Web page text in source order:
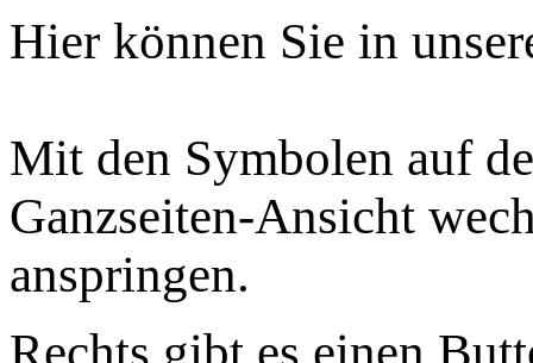
Hier können Sie in
Mit den Symbolen auf
Ganzseiten-Ansicht
anspringen.
Rechts gibt es einen